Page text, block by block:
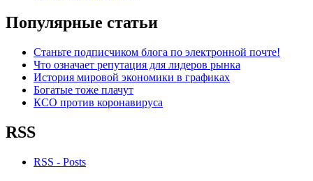
Популярные статьи
Станьте подписчиком блога по электронной почте!
Что означает репутация для лидеров рынка
История мировой экономики в графиках
Богатые тоже плачут
КСО против коронавируса
RSS
RSS - Posts